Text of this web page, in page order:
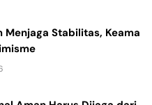
Menjaga Stabilitas, Keama